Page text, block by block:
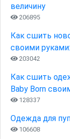
величину
206895
Как сшить
своими
203042
Как сшить
Baby Born
128337
Одежда для
106608